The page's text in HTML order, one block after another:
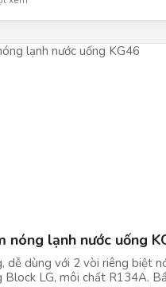
Lạnh: 140W Bảo hành: 12
nóng lạnh nước uống
dùng với 2 vòi riêng biệt nóng,
LG, môi chất R134A. Bầu đun bằng